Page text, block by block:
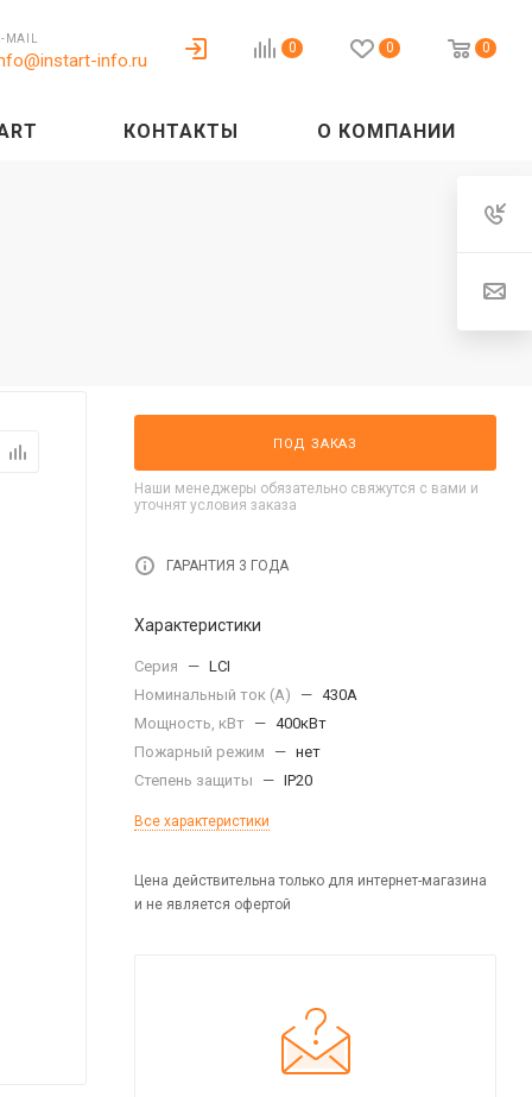
MAIL
info.ru
0 0 0
КОНТАКТЫ О КОМПАНИИ
ПОД ЗАКАЗ
Наши менеджеры обязательно свяжутся с вами и
уточнят условия заказа
ГАРАНТИЯ 3 ГОДА
Характеристики
Серия — LCI
Номинальный ток (А)
— 430А
Мощность, кВт — 400кВт
Пожарный режим
— нет
Степень защиты
— IP20
Все характеристики
Цена действительна только для интернет-магазина
и не является офертой